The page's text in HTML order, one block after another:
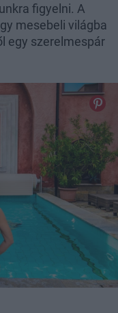
figyelni. A
mesebeli világba
egy szerelmespár